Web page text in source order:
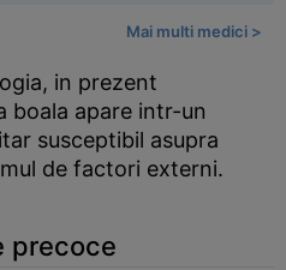
Mai multi medici >
in prezent
boala apare intr-un
susceptibil asupra
de factori externi.
precoce